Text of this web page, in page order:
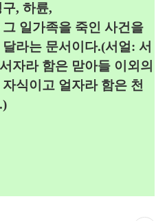
, 하륜,
일가족을 죽인 사건을
달라는 문서이다.(서얼: 서
자라 함은 맏아들 이외의
식이고 얼자라 함은 천